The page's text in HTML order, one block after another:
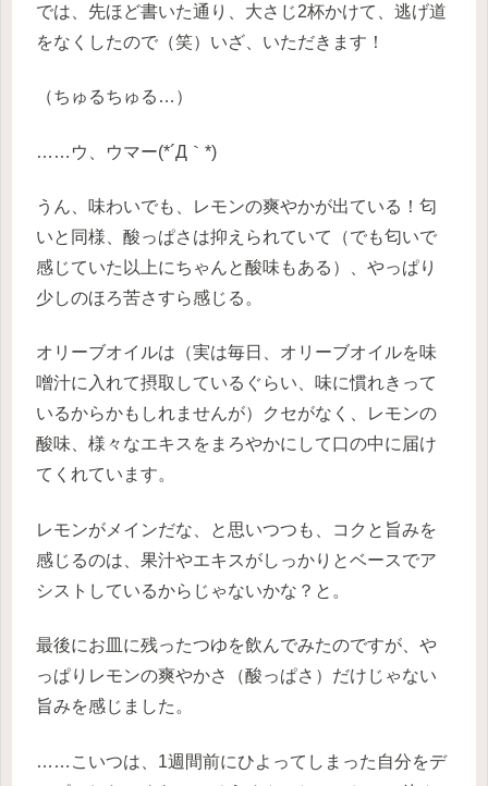
では、先ほど書いた通り、大さじ2杯かけて、逃げ道
をなくしたので（笑）いざ、いただきます！
（ちゅるちゅる…）
……ウ、ウマー(*´Д｀*)
うん、味わいでも、レモンの爽やかが出ている！匂
いと同様、酸っぱさは抑えられていて（でも匂いで
感じていた以上にちゃんと酸味もある）、やっぱり
少しのほろ苦さすら感じる。
オリーブオイルは（実は毎日、オリーブオイルを味
噌汁に入れて摂取しているぐらい、味に慣れきって
いるからかもしれませんが）クセがなく、レモンの
酸味、様々なエキスをまろやかにして口の中に届け
てくれています。
レモンがメインだな、と思いつつも、コクと旨みを
感じるのは、果汁やエキスがしっかりとベースでア
シストしているからじゃないかな？と。
最後にお皿に残ったつゆを飲んでみたのですが、や
っぱりレモンの爽やかさ（酸っぱさ）だけじゃない
旨みを感じました。
……こいつは、1週間前にひよってしまった自分をデ